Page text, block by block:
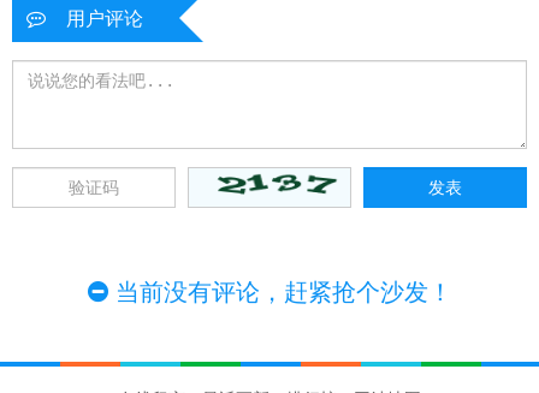
用户评论
当前没有评论，赶紧抢个沙发！